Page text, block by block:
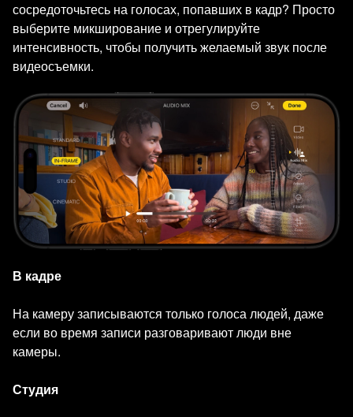
сосредоточьтесь на голосах, попавших в кадр? Просто
выберите микширование и отрегулируйте
интенсивность, чтобы получить желаемый звук после
видеосъемки.
В кадре
На камеру записываются только голоса людей, даже
если во время записи разговаривают люди вне
камеры.
Студия